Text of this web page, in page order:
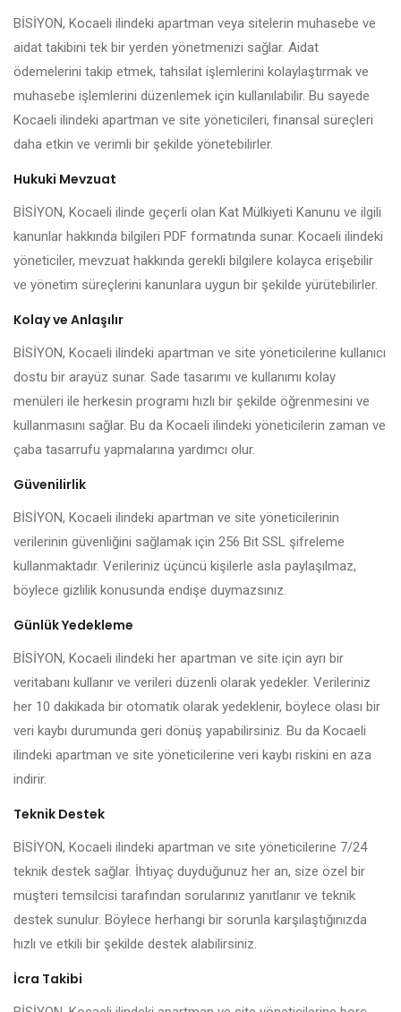
BİSİYON, Kocaeli ilindeki apartman veya sitelerin muhasebe ve
aidat takibini tek bir yerden yönetmenizi sağlar. Aidat
ödemelerini takip etmek, tahsilat işlemlerini kolaylaştırmak ve
muhasebe işlemlerini düzenlemek için kullanılabilir. Bu sayede
Kocaeli ilindeki apartman ve site yöneticileri, finansal süreçleri
daha etkin ve verimli bir şekilde yönetebilirler.
Hukuki Mevzuat
BİSİYON, Kocaeli ilinde geçerli olan Kat Mülkiyeti Kanunu ve ilgili
kanunlar hakkında bilgileri PDF formatında sunar. Kocaeli ilindeki
yöneticiler, mevzuat hakkında gerekli bilgilere kolayca erişebilir
ve yönetim süreçlerini kanunlara uygun bir şekilde yürütebilirler.
Kolay ve Anlaşılır
BİSİYON, Kocaeli ilindeki apartman ve site yöneticilerine kullanıcı
dostu bir arayüz sunar. Sade tasarımı ve kullanımı kolay
menüleri ile herkesin programı hızlı bir şekilde öğrenmesini ve
kullanmasını sağlar. Bu da Kocaeli ilindeki yöneticilerin zaman ve
çaba tasarrufu yapmalarına yardımcı olur.
Güvenilirlik
BİSİYON, Kocaeli ilindeki apartman ve site yöneticilerinin
verilerinin güvenliğini sağlamak için 256 Bit SSL şifreleme
kullanmaktadır. Verileriniz üçüncü kişilerle asla paylaşılmaz,
böylece gizlilik konusunda endişe duymazsınız.
Günlük Yedekleme
BİSİYON, Kocaeli ilindeki her apartman ve site için ayrı bir
veritabanı kullanır ve verileri düzenli olarak yedekler. Verileriniz
her 10 dakikada bir otomatik olarak yedeklenir, böylece olası bir
veri kaybı durumunda geri dönüş yapabilirsiniz. Bu da Kocaeli
ilindeki apartman ve site yöneticilerine veri kaybı riskini en aza
indirir.
Teknik Destek
BİSİYON, Kocaeli ilindeki apartman ve site yöneticilerine 7/24
teknik destek sağlar. İhtiyaç duyduğunuz her an, size özel bir
müşteri temsilcisi tarafından sorularınız yanıtlanır ve teknik
destek sunulur. Böylece herhangi bir sorunla karşılaştığınızda
hızlı ve etkili bir şekilde destek alabilirsiniz.
İcra Takibi